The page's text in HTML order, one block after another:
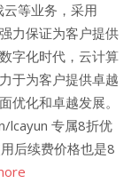
等业务，采用
力保证为客户提供
字化时代，云计算
于为客户提供卓越
优化和卓越发展。
lcayun 专属8折优
后续费价格也是8